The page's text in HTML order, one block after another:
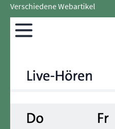
Verschiedene Webartikel